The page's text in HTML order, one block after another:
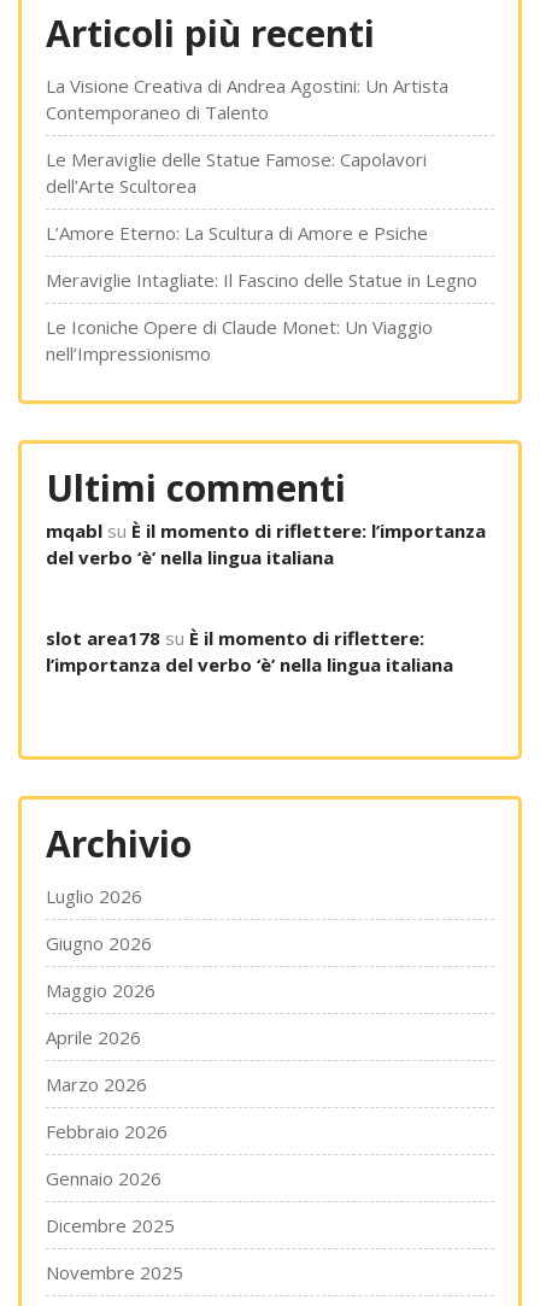
Articoli più recenti
La Visione Creativa di Andrea Agostini: Un Artista
Contemporaneo di Talento
Le Meraviglie delle Statue Famose: Capolavori
dell’Arte Scultorea
L’Amore Eterno: La Scultura di Amore e Psiche
Meraviglie Intagliate: Il Fascino delle Statue in Legno
Le Iconiche Opere di Claude Monet: Un Viaggio
nell’Impressionismo
Ultimi commenti
mqabl su È il momento di riflettere: l’importanza
del verbo ‘è’ nella lingua italiana
slot area178 su È il momento di riflettere:
l’importanza del verbo ‘è’ nella lingua italiana
Archivio
Luglio 2026
Giugno 2026
Maggio 2026
Aprile 2026
Marzo 2026
Febbraio 2026
Gennaio 2026
Dicembre 2025
Novembre 2025